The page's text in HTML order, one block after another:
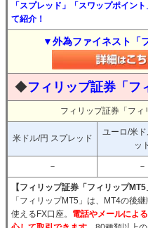
「スプレッド」「スワップポイン
て紹介！
▼外為ファイネスト「
◆フィリップ証券「フ
フィリップ証券「フィ
米ドル/円 スプレッド
ユーロ/米
ッ
－ －
【フィリップ証券「フィリップ
「フィリップMT5」は、MT4の後
使えるFX口座。 電話やメールによ